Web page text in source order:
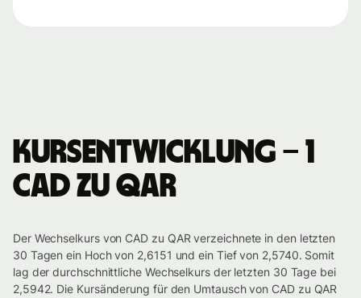
Kursentwicklung – 1
CAD zu QAR
Der Wechselkurs von CAD zu QAR verzeichnete in den letzten
30 Tagen ein Hoch von 2,6151 und ein Tief von 2,5740. Somit
lag der durchschnittliche Wechselkurs der letzten 30 Tage bei
2,5942. Die Kursänderung für den Umtausch von CAD zu QAR